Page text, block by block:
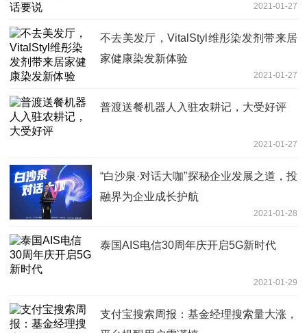
2021-01-27
不去美发厅，VitalStyl维彤染发剂带来居
家健康染发新体验
2021-01-27
普渡送餐机器人入驻农耕记，大受好评
2021-01-27
“白沙泉·对话大咖”探秘企业发展之道，投
融界为企业成长护航
2021-01-28
泰国AIS电信30周年庆开启5G新时代
2021-01-29
支付宝搜索周报：基金经理搜索量大涨，